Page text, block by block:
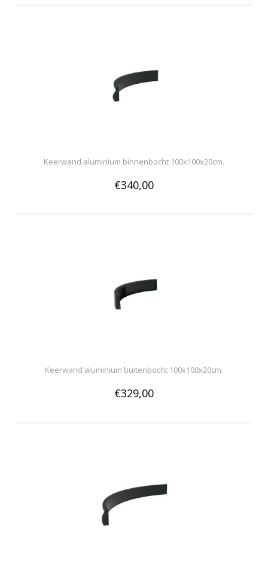
Keerwand aluminium binnenbocht 100x100x20cm.
€340,00
Keerwand aluminium buitenbocht 100x100x20cm.
€329,00